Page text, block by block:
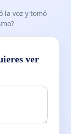
la voz y tomó
ver